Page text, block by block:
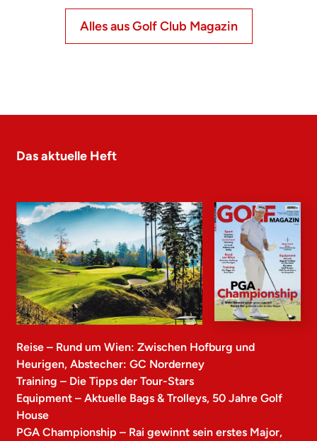
Alles aus Golf Club Magazin
Das aktuelle Heft
Reise – Rund um Wien: Zwischen Hofburg und
Heurigen, Abstecher: GC Norderney
Training – Die Tipps der Tour-Stars
Equipment – Aktuelle Bags & Trolleys, 50 Jahre Golf
House
PGA Championship – Rai gewinnt sein erstes Major,